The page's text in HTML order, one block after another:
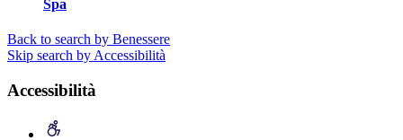
Spa
Back to search by Benessere
Skip search by Accessibilità
Accessibilità